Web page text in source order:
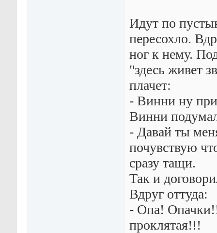
Идут по
пересохло.
ног к нему.
"здесь живет
плачет:
- Винни ну
Винни
- Давай ты
почувствую
сразу тащи.
Так и
Вдруг оттуда:
- Опа!
проклятая!!!